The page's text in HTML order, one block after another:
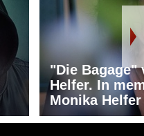
"Die Bagage"
Helfer. In
Monika Helfer